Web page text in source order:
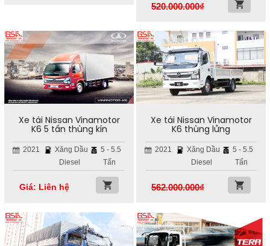
520.000.000₫
Xe tải Nissan Vinamotor
K6 5 tấn thùng kín
2021
Xăng Dầu
Diesel
5 - 5.5
Tấn
Giá: Liên hệ
Xe tải Nissan Vinamotor
K6 thùng lửng
2021
Xăng Dầu
Diesel
5 - 5.5
Tấn
562.000.000₫